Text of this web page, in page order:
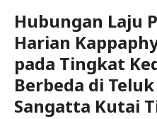
Hubungan Laju
Harian
pada Tingkat
Berbeda di
Sangatta Kutai